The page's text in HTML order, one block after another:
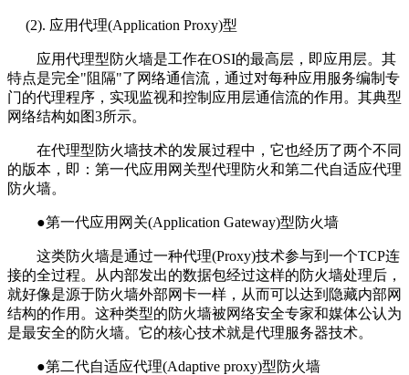
(2). 应用代理(Application Proxy)型
应用代理型防火墙是工作在OSI的最高层，即应用层。其
特点是完全"阻隔"了网络通信流，通过对每种应用服务编制专
门的代理程序，实现监视和控制应用层通信流的作用。其典型
网络结构如图3所示。
在代理型防火墙技术的发展过程中，它也经历了两个不同
的版本，即：第一代应用网关型代理防火和第二代自适应代理
防火墙。
●第一代应用网关(Application Gateway)型防火墙
这类防火墙是通过一种代理(Proxy)技术参与到一个TCP连
接的全过程。从内部发出的数据包经过这样的防火墙处理后，
就好像是源于防火墙外部网卡一样，从而可以达到隐藏内部网
结构的作用。这种类型的防火墙被网络安全专家和媒体公认为
是最安全的防火墙。它的核心技术就是代理服务器技术。
●第二代自适应代理(Adaptive proxy)型防火墙